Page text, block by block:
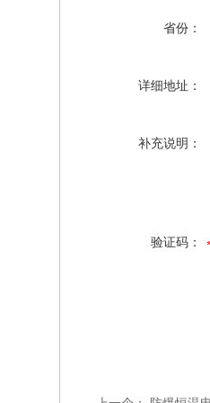
省份：
详细地址：
补充说明：
验证码：